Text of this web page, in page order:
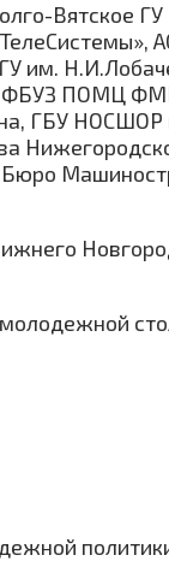
Вятское
им.
ФБУЗ ПОМЦ
ГБУ